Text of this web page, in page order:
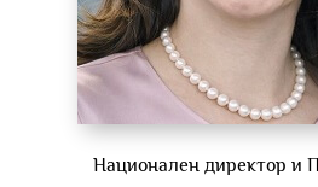
Национален директор и